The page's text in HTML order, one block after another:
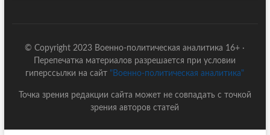
© Copyright 2023 Военно-политическая аналитика 16+ ·
Перепечатка материалов разрешается при условии
гиперссылки на сайт "Военно-политическая аналитика"
Точка зрения редакции сайта может не совпадать с точкой
зрения авторов статей